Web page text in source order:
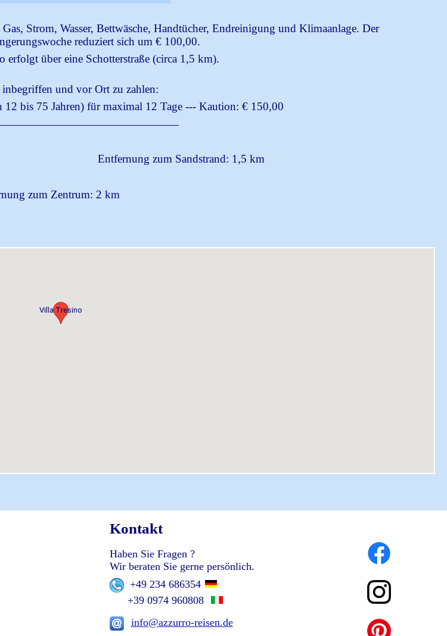
Strom, Wasser, Bettwäsche, Handtücher, Endreinigung und Klimaanlage. Der
reduziert sich um € 100,00.
über eine Schotterstraße (circa 1,5 km).
und vor Ort zu zahlen:
bis 75 Jahren) für maximal 12 Tage --- Kaution: € 150,00
Entfernung zum Sandstrand: 1,5 km
zum Zentrum: 2 km
Villa Tresino
Kontakt
Haben Sie Fragen ?
Wir beraten Sie gerne persönlich.
+49 234 686354
+39 0974 960808
info@azzurro-reisen.de